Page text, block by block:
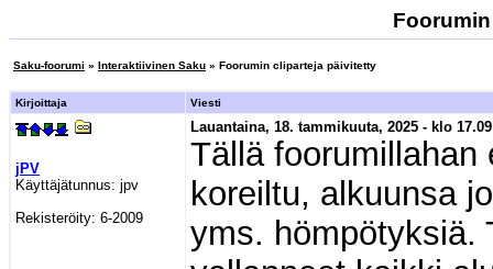
Saku-foorumi » Interaktiivinen Saku » Foorumin cliparteja päivitetty
Kirjoittaja Viesti
jPV
Käyttäjätunnus: jpv
Rekisteröity: 6-2009
Lauantaina, 18. tammikuuta, 2025 - klo
Tällä foorumillahan
koreiltu, alkuunsa
yms. hömpötyksiä.